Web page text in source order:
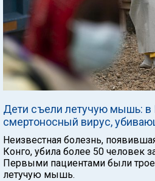
Дети съели летучую мышь: в
смертоносный вирус,
Неизвестная болезнь,
Конго, убила более 50 человек
Первыми пациентами были
летучую мышь.